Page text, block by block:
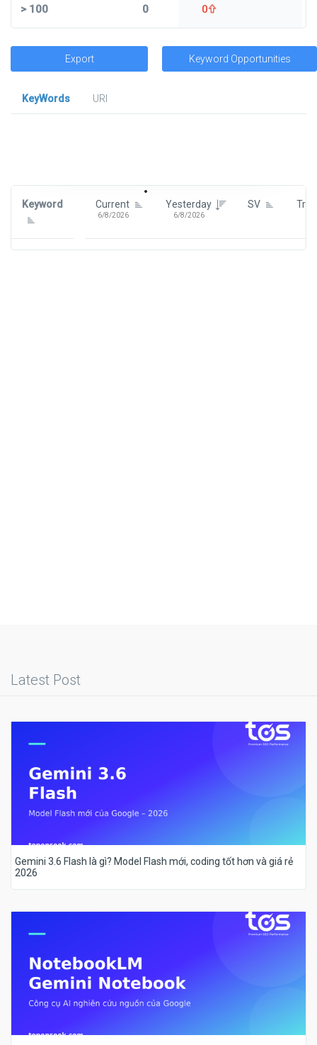
>100 0 0
Export Keyword Opportunities
KeyWords
URl
Keyword Current
6/8/2026
Yesterday
6/8/2026
SV
Latest Post
Gemini 3.6 Flash là gì? Model Flash mới, coding tốt hơn và giá rẻ
2026